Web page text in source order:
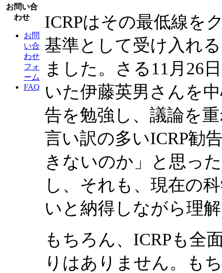
お問い合
わせ
お問
い合
わせ
フォ
ーム
FAQ
ICRPはその最低線を
基準として受け入れ
ました。さる11月26
いた伊藤英男さんを
告を勉強し、議論を
言い訳の多いICRP勧
きないのか」と思っ
し、それも、現在の
いと納得しながら理
もちろん、ICRPも全
りはありません。も